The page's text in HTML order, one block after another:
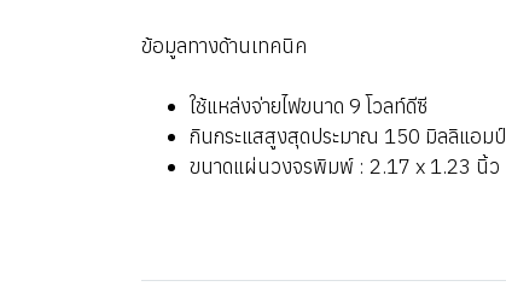
ข้อมูลทางด้านเทคนิค
ใช้แหล่งจ่ายไฟขนาด 9 โวลท์ดีซี
กินกระแสสูงสุดประมาณ 150 มิลลิแอมป์
ขนาดแผ่นวงจรพิมพ์ : 2.17 x 1.23 นิ้ว